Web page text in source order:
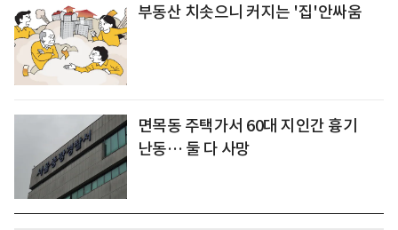
부동산 치솟으니 커지는 '집'안싸움
면목동 주택가서 60대 지인간 흉기
난동… 둘 다 사망